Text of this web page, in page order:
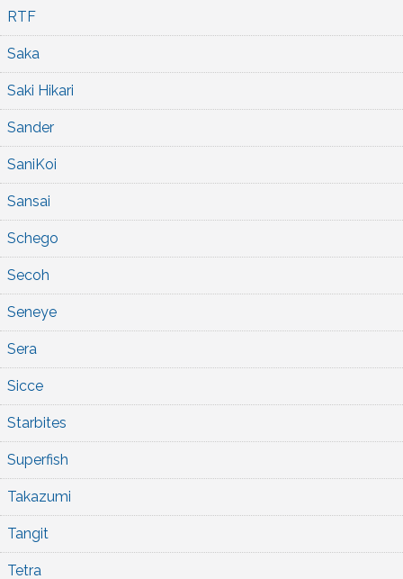
RTF
Saka
Saki Hikari
Sander
SaniKoi
Sansai
Schego
Secoh
Seneye
Sera
Sicce
Starbites
Superfish
Takazumi
Tangit
Tetra